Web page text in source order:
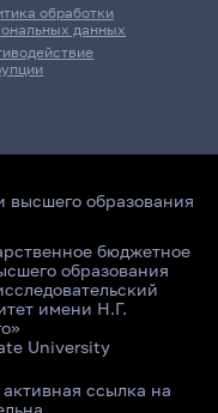
обработки
данных
высшего образования
бюджетное
образования
имени Н.Г.
University
ссылка на